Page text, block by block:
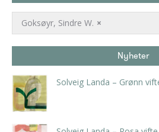
×
Goksøyr, Sindre W.
Nyheter
Solveig Landa – Grønn